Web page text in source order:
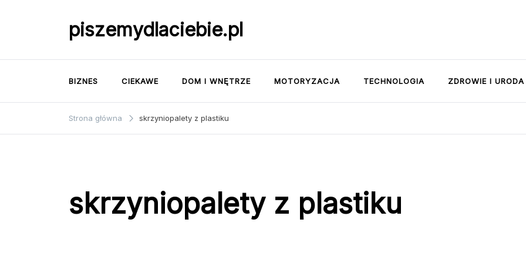
piszemydlaciebie.pl
BIZNES CIEKAWE DOM I WNĘTRZE MOTORYZACJA TECHNOLOGIA ZDROWIE I URODA
Strona główna skrzyniopalety z plastiku
skrzyniopalety z plastiku